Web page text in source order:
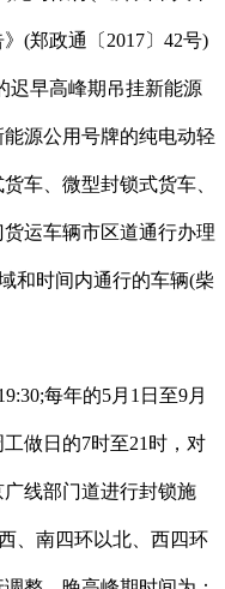
(郑政通〔2017〕42号)
迟早高峰期吊挂新能源
源公用号牌的纯电动轻
车、微型封锁式货车、
运车辆市区道通行办理
和时间内通行的车辆(柴
每年的5月1日至9月
做日的7时至21时，对
线部门道进行封锁施
、南四环以北、西四环